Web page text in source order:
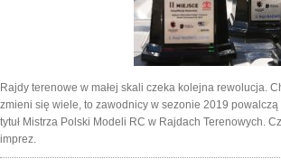
Rajdy terenowe w małej skali czeka kolejna rewolucja.
zmieni się wiele, to zawodnicy w sezonie 2019
tytuł Mistrza Polski Modeli RC w Rajdach Terenowych.
imprez.